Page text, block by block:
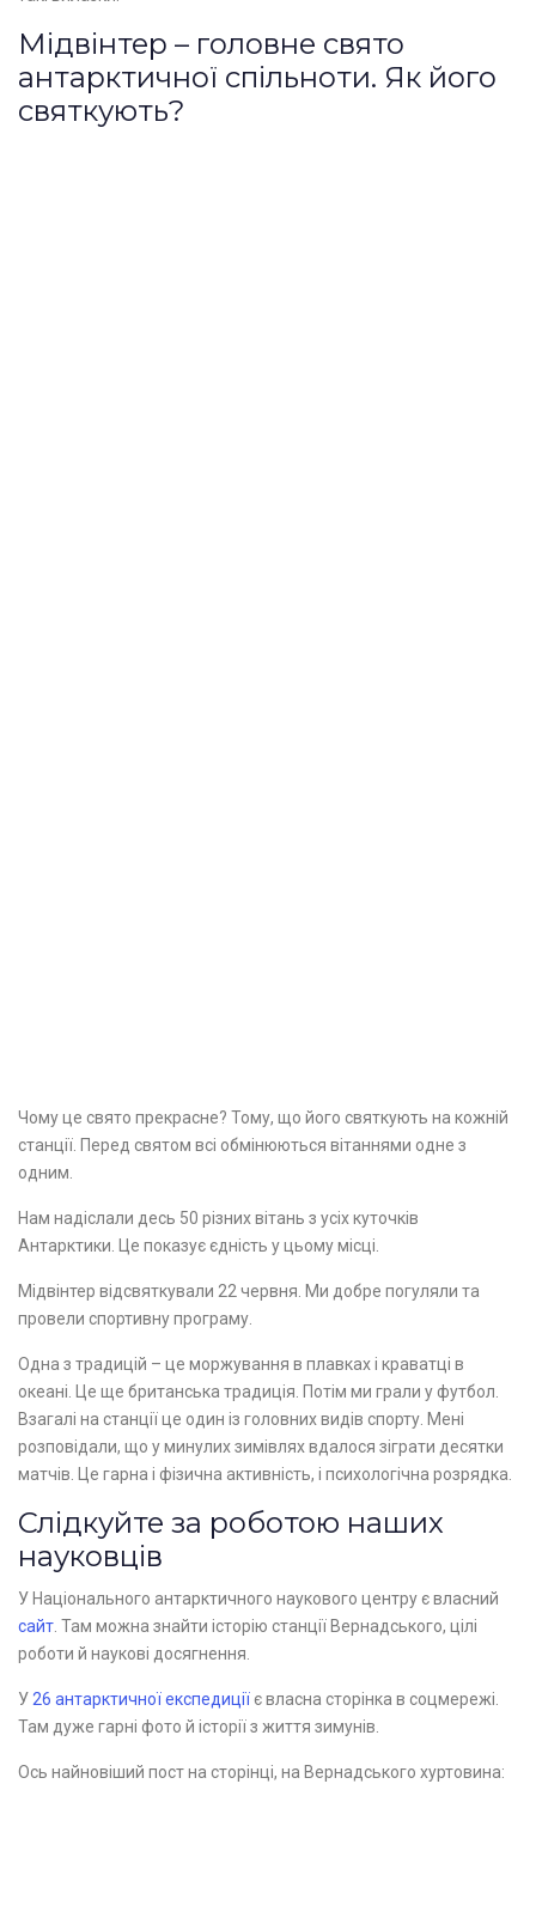
Мідвінтер – головне свято
антарктичної спільноти. Як його
святкують?
Чому це свято прекрасне? Тому, що його святкують на кожній
станції. Перед святом всі обмінюються вітаннями одне з
одним.
Нам надіслали десь 50 різних вітань з усіх куточків
Антарктики. Це показує єдність у цьому місці.
Мідвінтер відсвяткували 22 червня. Ми добре погуляли та
провели спортивну програму.
Одна з традицій – це моржування в плавках і краватці в
океані. Це ще британська традиція. Потім ми грали у футбол.
Взагалі на станції це один із головних видів спорту. Мені
розповідали, що у минулих зимівлях вдалося зіграти десятки
матчів. Це гарна і фізична активність, і психологічна розрядка.
Слідкуйте за роботою наших
науковців
У Національного антарктичного наукового центру є власний
сайт. Там можна знайти історію станції Вернадського, цілі
роботи й наукові досягнення.
У26 антарктичної експедиції є власна сторінка в соцмережі.
Там дуже гарні фото й історії з життя зимунів.
Ось найновіший пост на сторінці, на Вернадського хуртовина: